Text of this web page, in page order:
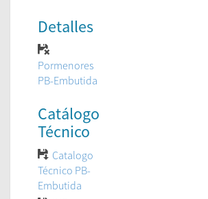
Detalles
Pormenores
PB-Embutida
Catálogo
Técnico
Catalogo
Técnico PB-
Embutida